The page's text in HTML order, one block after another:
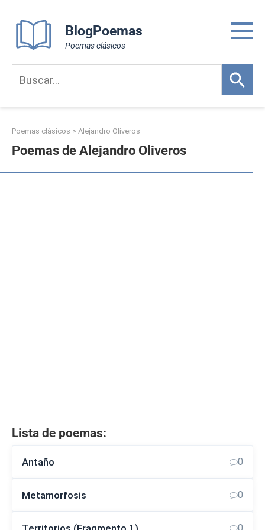
content
BlogPoemas
Poemas clásicos
Poemas clásicos > Alejandro Oliveros
Poemas de Alejandro Oliveros
Lista de poemas:
Antaño 0
Metamorfosis 0